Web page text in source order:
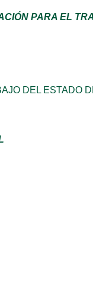
PARA EL
DEL ESTADO